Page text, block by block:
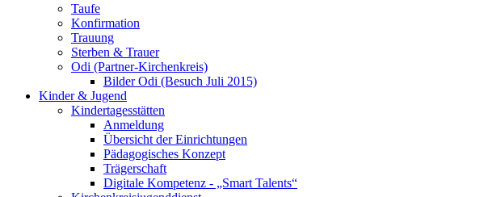
Taufe
Konfirmation
Trauung
Sterben & Trauer
Odi (Partner-Kirchenkreis)
Bilder Odi (Besuch Juli 2015)
Kinder & Jugend
Kindertagesstätten
Anmeldung
Übersicht der Einrichtungen
Pädagogisches Konzept
Trägerschaft
Digitale Kompetenz - „Smart Talents“